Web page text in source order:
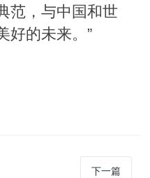
范，与中国和世
好的未来。”
下一篇